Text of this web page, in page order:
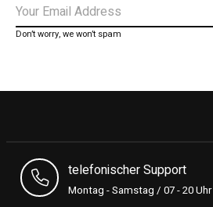
Don’t worry, we won’t spam
telefonischer Support
Montag - Samstag / 07 - 20 Uhr